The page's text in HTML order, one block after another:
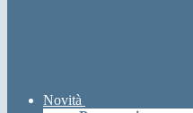
Novità